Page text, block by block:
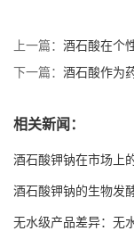
上一篇： 酒石酸在个
方优化
下一篇： 酒石酸作为
相关新闻：
酒石酸钾钠在市场上
酒石酸钾钠的生物发
无水级产品差异：无